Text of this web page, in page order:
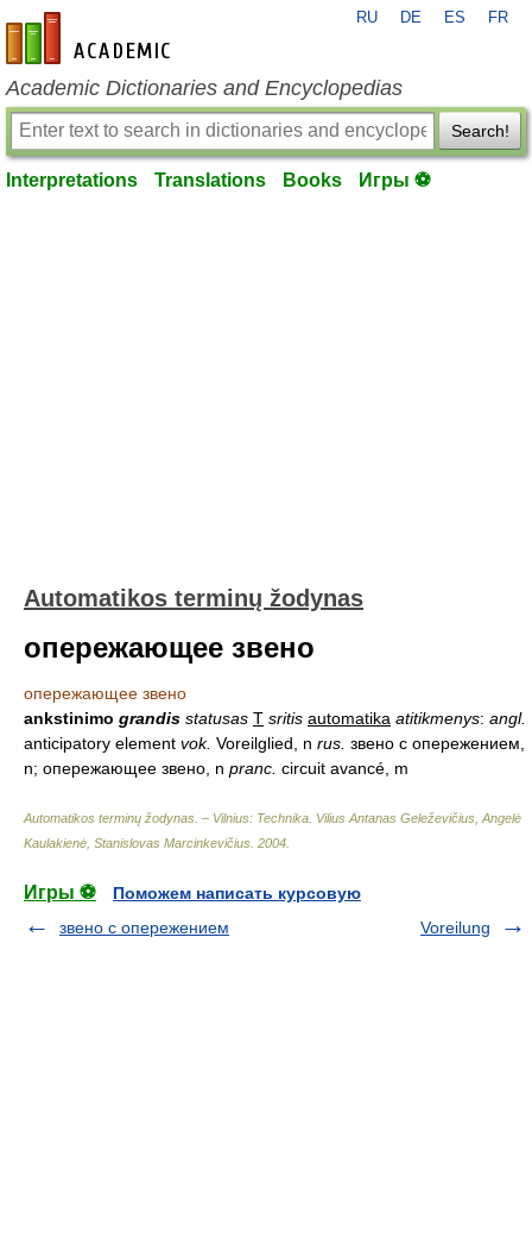
en-academic.com
RU DE ES FR
Academic Dictionaries and Encyclopedias
Search!
Interpretations Translations Books Игры ⚽
Automatikos terminų žodynas
опережающее звено
опережающее звено
ankstinimo grandis statusas T sritis automatika atitikmenys: angl.
anticipatory element vok. Voreilglied, n rus. звено с опережением,
n; опережающее звено, n pranc. circuit avancé, m
Automatikos terminų žodynas. – Vilnius: Technika Vilius Antanas Geleževičius, Angelė
Kaulakienė, Stanislovas Marcinkevičius 2004
Игры ⚽
Поможем написать курсовую
звено с опережением
Voreilung